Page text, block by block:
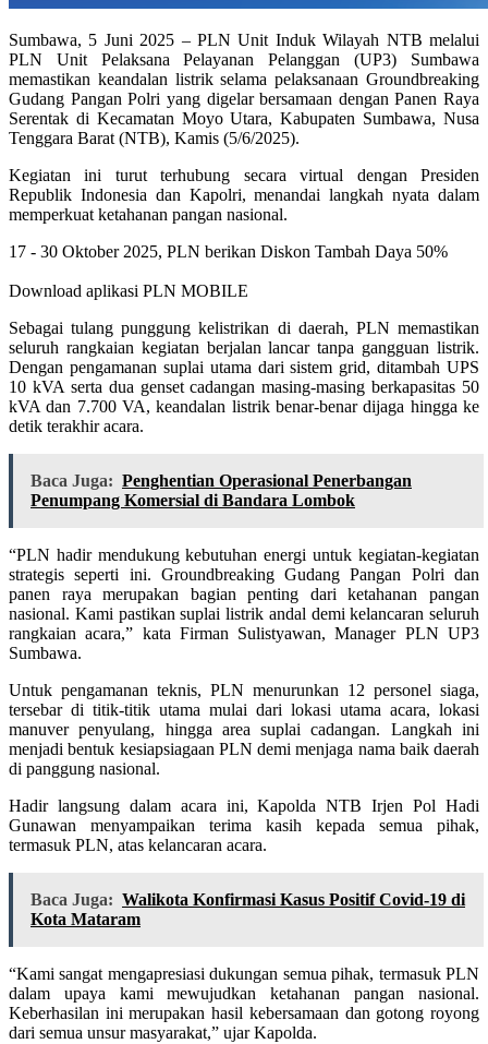
Sumbawa, 5 Juni 2025 – PLN Unit Induk Wilayah NTB melalui
PLN Unit Pelaksana Pelayanan Pelanggan (UP3) Sumbawa
memastikan keandalan listrik selama pelaksanaan Groundbreaking
Gudang Pangan Polri yang digelar bersamaan dengan Panen Raya
Serentak di Kecamatan Moyo Utara, Kabupaten Sumbawa, Nusa
Tenggara Barat (NTB), Kamis (5/6/2025).
Kegiatan ini turut terhubung secara virtual dengan Presiden
Republik Indonesia dan Kapolri, menandai langkah nyata dalam
memperkuat ketahanan pangan nasional.
17 - 30 Oktober 2025, PLN berikan Diskon Tambah Daya 50%
Download aplikasi PLN MOBILE
Sebagai tulang punggung kelistrikan di daerah, PLN memastikan
seluruh rangkaian kegiatan berjalan lancar tanpa gangguan listrik.
Dengan pengamanan suplai utama dari sistem grid, ditambah UPS
10 kVA serta dua genset cadangan masing-masing berkapasitas 50
kVA dan 7.700 VA, keandalan listrik benar-benar dijaga hingga ke
detik terakhir acara.
Baca Juga: Penghentian Operasional Penerbangan
Penumpang Komersial di Bandara Lombok
“PLN hadir mendukung kebutuhan energi untuk kegiatan-kegiatan
strategis seperti ini. Groundbreaking Gudang Pangan Polri dan
panen raya merupakan bagian penting dari ketahanan pangan
nasional. Kami pastikan suplai listrik andal demi kelancaran seluruh
rangkaian acara,” kata Firman Sulistyawan, Manager PLN UP3
Sumbawa.
Untuk pengamanan teknis, PLN menurunkan 12 personel siaga,
tersebar di titik-titik utama mulai dari lokasi utama acara, lokasi
manuver penyulang, hingga area suplai cadangan. Langkah ini
menjadi bentuk kesiapsiagaan PLN demi menjaga nama baik daerah
di panggung nasional.
Hadir langsung dalam acara ini, Kapolda NTB Irjen Pol Hadi
Gunawan menyampaikan terima kasih kepada semua pihak,
termasuk PLN, atas kelancaran acara.
Baca Juga: Walikota Konfirmasi Kasus Positif Covid-19 di
Kota Mataram
“Kami sangat mengapresiasi dukungan semua pihak, termasuk PLN
dalam upaya kami mewujudkan ketahanan pangan nasional.
Keberhasilan ini merupakan hasil kebersamaan dan gotong royong
dari semua unsur masyarakat,” ujar Kapolda.